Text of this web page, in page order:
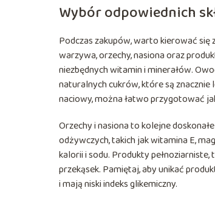
Wybór odpowiednich
Podczas zakupów, warto kierować się
warzywa, orzechy, nasiona oraz
niezbędnych witamin i minerałów.
naturalnych cukrów, które są znacznie
naciowy, można łatwo przygotować
Orzechy i nasiona to kolejne
odżywczych, takich jak witamina E,
kalorii i sodu. Produkty
przekąsek. Pamiętaj, aby unikać
i mają niski indeks glikemiczny.